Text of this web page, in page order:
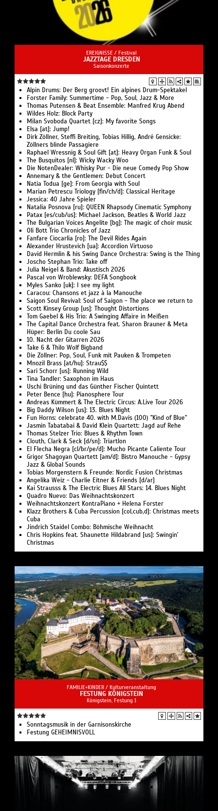
EREIGNISSE / Festival
JAZZTAGE DRESDEN
Saisonkonzerte
Alpin Drums: Der Berg groovt! Ein alpines Drum-Spektakel
Forster Family: Summertime - Pop, Soul, Jazz & More
Thomas Putensen & Beat Ensemble: Manfred Krug Abend
Wildes Holz: Block Party
Milan Svoboda Quartet [cz]: My favorite Songs
Elsa [at]: Jump!
Dirk Zöllner, Steffi Breiting, Tobias Hillig, André Gensicke:
Zöllners blinde Passagiere
Raphael Wressnig & Soul Gift [at]: Heavy Organ Funk & Soul
The Busquitos [nl]: Wicky Wacky Woo
Die NotenDealer: Whisky Pur - Die neue Comedy Pop Show
Annemary & the Gentlemen: Debut Concert
Natia Todua [ge]: From Georgia with Soul
Marian Petrescu Triology [fin/ch/d]: Classical Heritage
Jessica: 40 Jahre Spieler
Natalia Posnova [ru]: QUEEN Rhapsody Cinematic Symphony
Patax [es/cub/us]: Michael Jackson, Beatles & World Jazz
The Bulgarian Voices Angelite [bg]: The magic of choir music
Oli Bott Trio Chronicles of Jazz
Fanfare Ciocarlia [ro]: The Devil Rides Again
Alexander Hrustevich [ua]: Accordion Virtuoso
David Hermlin & his Swing Dance Orchestra: Swing is the Thing
Joscho Stephan Trio: Take off
Julia Neigel & Band: Akustisch 2026
Pascal von Wroblewsky: DEFA Songbook
Myles Sanko [uk]: I see my light
Caracou: Chansons et jazz à la Manouche
Saigon Soul Revival: Soul of Saigon - The place we return to
Scott Kinsey Group [us]: Thought Distortions
Tom Gaebel & His Trio: A Swinging Affaire in Meißen
The Capital Dance Orchestra feat. Sharon Brauner & Meta
Hüper: Berlin Du coole Sau
10. Nacht der Gitarren 2026
Take 6 & Thilo Wolf Bigband
Die Zöllner: Pop, Soul, Funk mit Pauken & Trompeten
Mnozil Brass [at/hu]: Strau$$
Sari Schorr [us]: Running Wild
Tina Tandler: Saxophon im Haus
Uschi Brüning und das Günther Fischer Quintett
Peter Bence [hu]: Pianosphere Tour
Andreas Kümmert & The Electric Circus: A.Live Tour 2026
Big Daddy Wilson [us]: 13. Blues Night
Fun Horns: celebrate 40. with M.Davis (100) "Kind of Blue"
Jasmin Tabatabai & David Klein Quartett: Jagd auf Rehe
Thomas Stelzer Trio: Blues & Rhythm Town
Clouth, Clark & Seck [d/sn]: Triartlon
El Flecha Negra [cl/br/pe/d]: Mucho Picante Caliente Tour
Grigor Shagoyan Quartett [am/d]: Bistro Manouche - Gypsy
Jazz & Global Sounds
Tobias Morgenstern & Freunde: Nordic Fusion Christmas
Angelika Weiz - Charlie Eitner & Friends [d/ar]
Kai Strausss & The Electric Blues All Stars: 14. Blues Night
Quadro Nuevo: Das Weihnachtskonzert
Weihnachtskonzert KontraPiano + Helena Forster
Klazz Brothers & Cuba Percussion [col,cub,d]: Christmas meets
Cuba
Jindrich Staidel Combo: Böhmische Weihnacht
Chris Hopkins feat. Shaunette Hildabrand [us]: Swingin'
Christmas
FAMILIE+KINDER / Kulturveranstaltung
FESTUNG KÖNIGSTEIN
Königstein, Festung 1
Sonntagsmusik in der Garnisonskirche
Festung GEHEIMNISVOLL